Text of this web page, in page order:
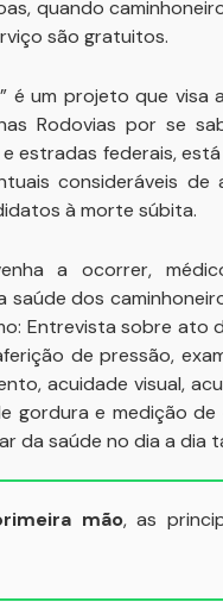
quando
são gratuitos.
é um projeto que
Rodovias por se
estradas federais,
consideráveis
à morte súbita.
a ocorrer,
saúde dos
Entrevista sobre ato
de pressão,
acuidade visual,
gordura e medição
da saúde no dia a dia
mão, as